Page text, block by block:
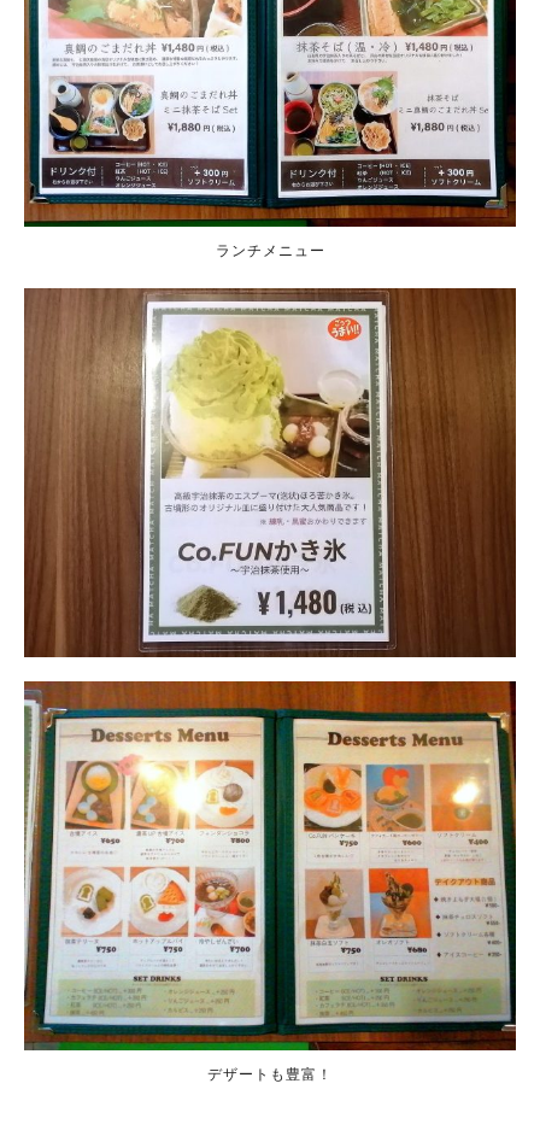
ランチメニュー
デザートも豊富！